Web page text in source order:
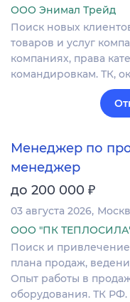
ООО Энимал Трейд
Поиск новых
товаров и услуг
компаниях, права
командировкам. ТК,
Менеджер по
менеджер
до 200 000 ₽
03 августа 2026
ООО "ПК
Поиск и
плана продаж,
Опыт работы в
оборудования. ТК РФ.